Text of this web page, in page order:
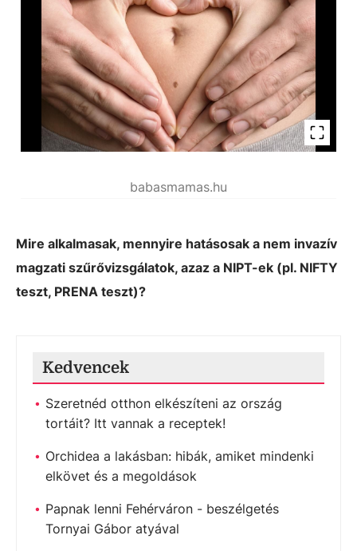
babasmamas.hu
Mire alkalmasak, mennyire hatásosak a nem invazív
magzati szűrővizsgálatok, azaz a NIPT-ek (pl. NIFTY
teszt, PRENA teszt)?
Kedvencek
Szeretnéd otthon elkészíteni az ország
tortáit? Itt vannak a receptek!
Orchidea a lakásban: hibák, amiket mindenki
elkövet és a megoldások
Papnak lenni Fehérváron - beszélgetés
Tornyai Gábor atyával